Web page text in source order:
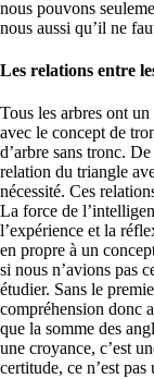
nous pouvons
nous aussi qu’il ne
Les relations entre
Tous les arbres ont
avec le concept de
d’arbre sans tronc.
relation du triangle
nécessité. Ces
La force de
l’expérience et la
en propre à un
si nous n’avions pas
étudier. Sans le
compréhension donc
que la somme des
une croyance, c’est
certitude, ce n’est